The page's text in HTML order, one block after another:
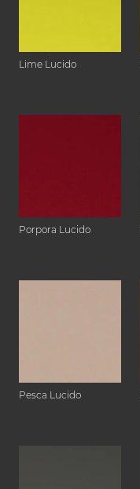
Lime Lucido
Porpora Lucido
Pesca Lucido